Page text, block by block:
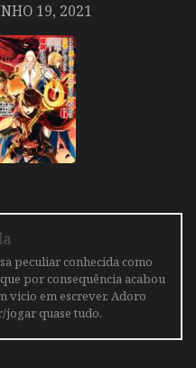
19, 2021
peculiar conhecida como
por consequência acabou
vicio em escrever. Adoro
jogar quase tudo.